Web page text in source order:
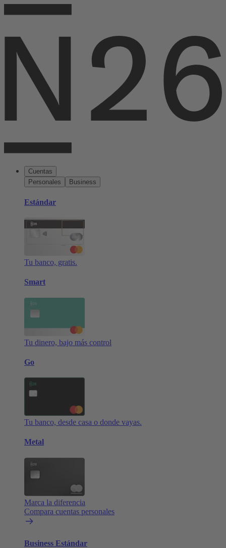
Cuentas
Personales
Business
Estándar
Tu banco, gratis.
Smart
Tu dinero, bajo más control
Go
Tu banco, desde casa o donde vayas.
Metal
Marca la diferencia
Compara cuentas personales
Business Estándar